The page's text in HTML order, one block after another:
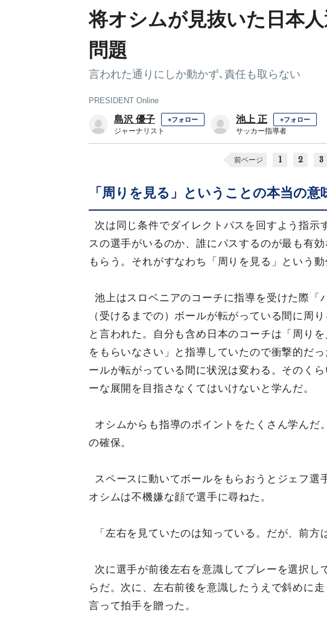
将オシムが見抜いた日本
問題
言われた通りにしか動かず､責任も取らない
PRESIDENT Online
島沢 優子 +フォロー
ジャーナリスト
池上 正 +フォロー
サッカー指導者
前ページ 1 2 3
「周りを見る」ということの本当の意
次は同じ条件でダイレクトパスを回すよう指示
スの選手がいるのか、誰にパスするのが最も有
もらう。それがすなわち「周りを見る」という
池上はスロベニアのコーチに指導を受けた際「
（受けるまでの）ボールが転がっている間に周り
と言われた。自分も含め日本のコーチは「周り
をもらいなさい」と指導していたので衝撃的だ
ールが転がっている間に状況は変わる。そのくら
ーな展開を目指さなくてはいけないと学んだ。
オシムからも指導のポイントをたくさん学んだ
の確保。
スペースに動いてボールをもらおうとジェフ選
オシムは不機嫌な顔で選手に尋ねた。
「左右を見ていたのは知っている。だが、前
次に選手が前後左右を意識してプレーを選択し
らだ。次に、左右前後を意識したうえで斜めに
言って拍手を贈った。